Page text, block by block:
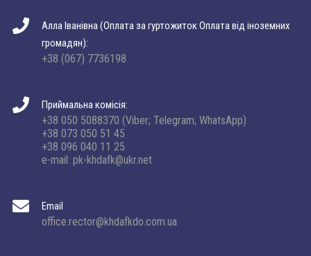
Алла Іванівна (Оплата за гуртожиток Оплата від іноземних
громадян):
+38 (067) 7736198
Приймальна комісія:
+38 050 5088370 (Viber; Telegram; WhatsApp)
+38 073 050 51 45
+38 096 040 11 25
e-mail: pk-khdafk@ukr.net
Email
office.rector@khdafkdo.com.ua